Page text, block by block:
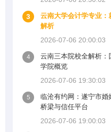
3
云南大学会计学专业：
解析
2026-07-06 20:00:03
4
云南三本院校全解析：
学院概览
2026-07-06 19:30:03
5
临沧有约网：遂宁市婚
桥梁与信任平台
2026-07-06 19:00:03